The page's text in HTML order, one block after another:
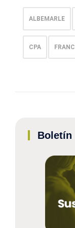
ALBEMARLE
CPA
Boletín